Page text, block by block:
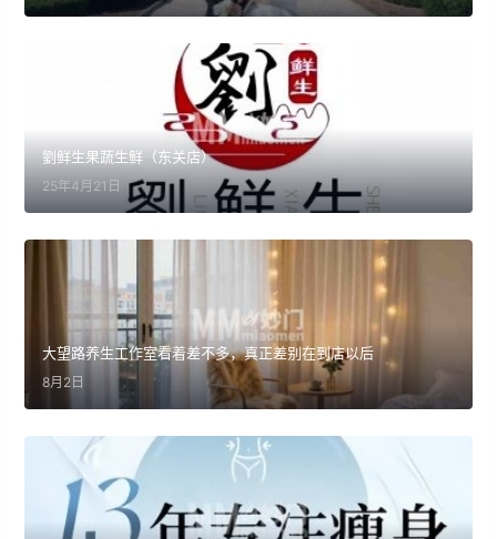
劉鲜生果蔬生鲜（东关店）
25年4月21日
大望路养生工作室看着差不多，真正差别在到店以后
8月2日